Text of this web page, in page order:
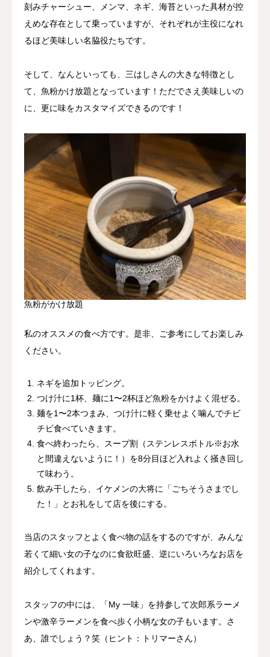
刻みチャーシュー、メンマ、ネギ、海苔といった具材が控
えめな存在として乗っていますが、それぞれが主役になれ
るほど美味しい名脇役たちです。
そして、なんといっても、三はしさんの大きな特徴とし
て、魚粉かけ放題となっています！ただでさえ美味しいの
に、更に味をカスタマイズできるのです！
魚粉がかけ放題
私のオススメの食べ方です。是非、ご参考にしてお楽しみ
ください。
ネギを追加トッピング。
つけ汁に1杯、麺に1〜2杯ほど魚粉をかけよく混ぜる。
麺を1〜2本つまみ、つけ汁に軽く乗せよく噛んでチビ
チビ食べていきます。
食べ終わったら、スープ割（ステンレスボトル※お水
と間違えないように！）を8分目ほど入れよく掻き回し
て味わう。
飲み干したら、イケメンの大将に「ごちそうさまでし
た！」とお礼をして店を後にする。
当店のスタッフとよく食べ物の話をするのですが、みんな
若くて細い女の子なのに食欲旺盛、逆にいろいろなお店を
紹介してくれます。
スタッフの中には、「My 一味」を持参して次郎系ラーメ
ンや激辛ラーメンを食べ歩く小柄な女の子もいます。さ
あ、誰でしょう？笑（ヒント：トリマーさん）